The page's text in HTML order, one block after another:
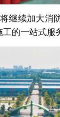
继续加大消
的一站式服